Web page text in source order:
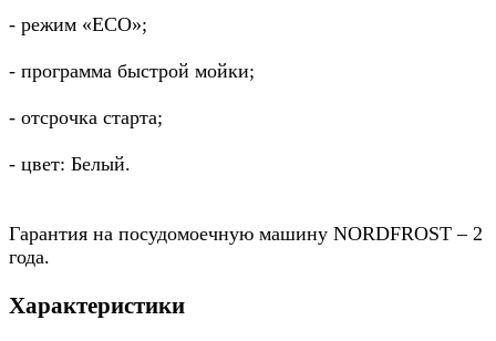
- режим «ECO»;
- программа быстрой мойки;
- отсрочка старта;
- цвет: Белый.
Гарантия на посудомоечную машину NORDFROST – 2
года.
Характеристики